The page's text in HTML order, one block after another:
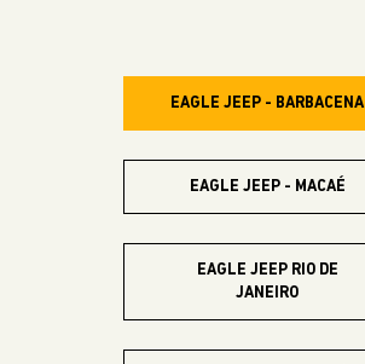
EAGLE JEEP - BARBACENA
EAGLE JEEP - MACAÉ
EAGLE JEEP RIO DE
JANEIRO